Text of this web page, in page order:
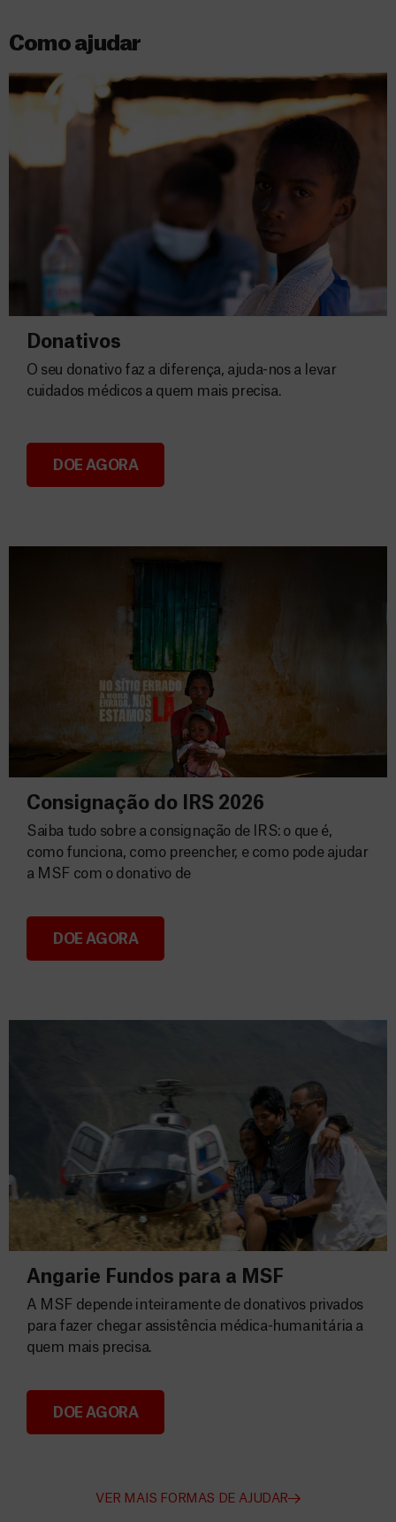
Como ajudar
Donativos
Donativos
O seu donativo faz a diferença, ajuda-nos a levar
cuidados médicos a quem mais precisa.
DOE AGORA
Consignação do IRS 2026
Consignação do IRS 2026
Saiba tudo sobre a consignação de IRS: o que é,
como funciona, como preencher, e como pode ajudar
a MSF com o donativo de
DOE AGORA
Angarie Fundos para a MSF
Angarie Fundos para a MSF
A MSF depende inteiramente de donativos privados
para fazer chegar assistência médica-humanitária a
quem mais precisa.
DOE AGORA
VER MAIS FORMAS DE AJUDAR